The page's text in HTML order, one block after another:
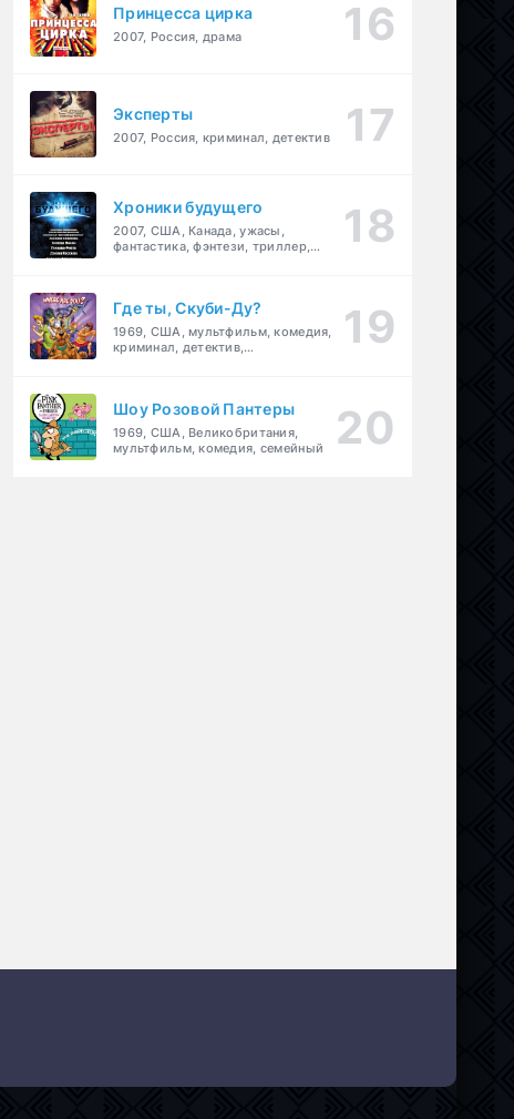
Принцесса цирка
2007, Россия, драма
Эксперты
2007, Россия, криминал, детектив
Хроники будущего
2007, США, Канада, ужасы,
фантастика, фэнтези, триллер,
Где ты, Скуби-Ду?
1969, США, мультфильм, комедия,
криминал, детектив,
Шоу Розовой Пантеры
1969, США, Великобритания,
мультфильм, комедия, семейный